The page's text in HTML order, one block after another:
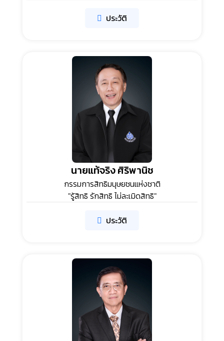
ประวัติ
นายแท้จริง ศิริพานิช
กรรมการสิทธิมนุษยชนแห่งชาติ
"รู้สิทธิ รักสิทธิ ไม่ละเมิดสิทธิ"
ประวัติ